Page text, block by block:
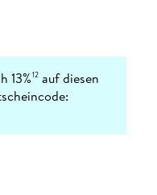
13%12 auf diesen